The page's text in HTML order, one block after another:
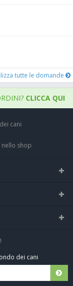
tutte le domande
CLICCA QUI
cani
shop
dei cani